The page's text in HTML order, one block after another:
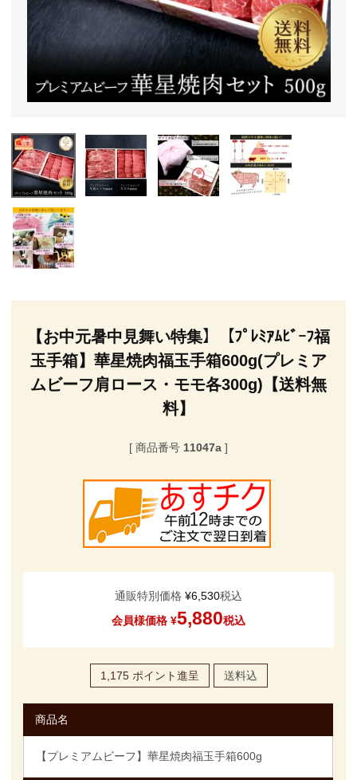
【お中元暑中見舞い特集】【ﾌﾟﾚﾐｱﾑﾋﾞｰﾌ福
玉手箱】華星焼肉福玉手箱600g(プレミア
ムビーフ肩ロース・モモ各300g)【送料無
料】
商品番号 11047a
通販特別価格 ¥6,530税込
会員様価格 ¥5,880税込
1,175 ポイント進呈 送料込
商品名
【プレミアムビーフ】華星焼肉福玉手箱600g